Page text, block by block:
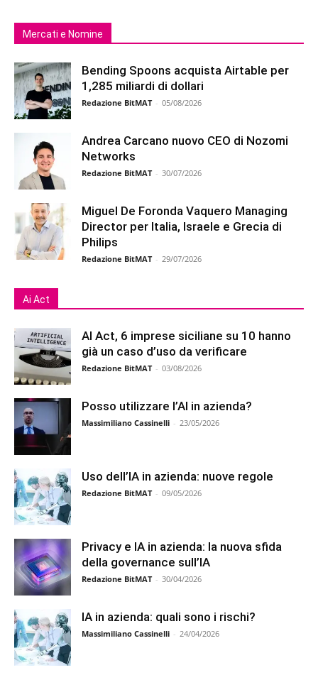
Mercati e Nomine
Bending Spoons acquista Airtable per
1,285 miliardi di dollari
Redazione BitMAT - 05/08/2026
Andrea Carcano nuovo CEO di Nozomi
Networks
Redazione BitMAT - 30/07/2026
Miguel De Foronda Vaquero Managing
Director per Italia, Israele e Grecia di
Philips
Redazione BitMAT - 29/07/2026
Ai Act
AI Act, 6 imprese siciliane su 10 hanno
già un caso d’uso da verificare
Redazione BitMAT - 03/08/2026
Posso utilizzare l’AI in azienda?
Massimiliano Cassinelli - 23/05/2026
Uso dell’IA in azienda: nuove regole
Redazione BitMAT - 09/05/2026
Privacy e IA in azienda: la nuova sfida
della governance sull’IA
Redazione BitMAT - 30/04/2026
IA in azienda: quali sono i rischi?
Massimiliano Cassinelli - 24/04/2026